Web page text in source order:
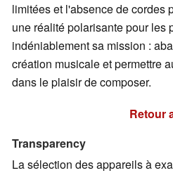
limitées et l'absence de cordes
une réalité polarisante pour les
indéniablement sa mission :
création musicale et permettre
dans le plaisir de composer.
Retour
Transparency
La sélection des appareils à